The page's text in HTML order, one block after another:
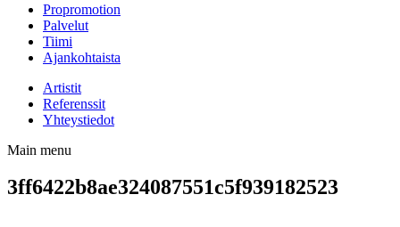
Propromotion
Palvelut
Tiimi
Ajankohtaista
Artistit
Referenssit
Yhteystiedot
Main menu
3ff6422b8ae324087551c5f939182523